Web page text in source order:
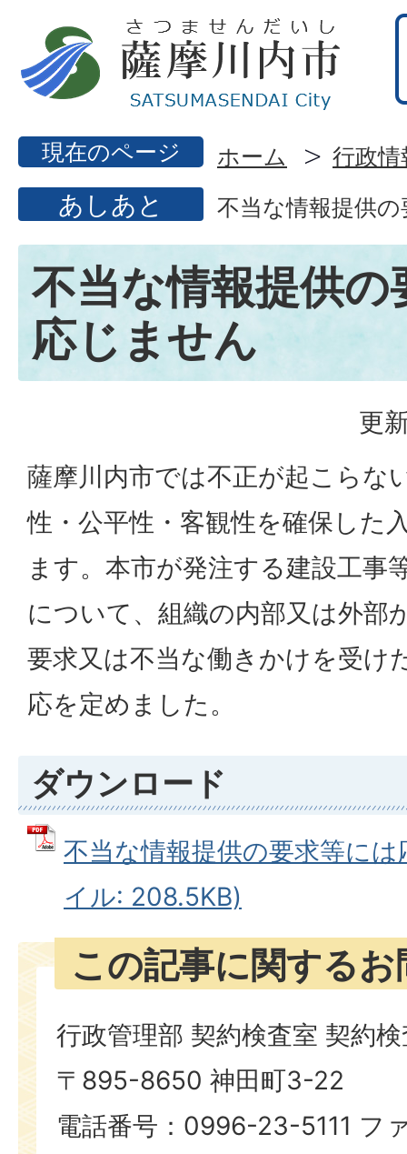
現在のページ ホーム 行政情
あしあと 不当な情報提供
不当な情報提供の
応じません
更
薩摩川内市では不正が起こらな
性・公平性・客観性を確保した
ます。本市が発注する建設工事
について、組織の内部又は外部
要求又は不当な働きかけを受け
応を定めました。
ダウンロード
不当な情報提供の要求等に
イル: 208.5KB)
この記事に関する
行政管理部 契約検査室 契約
〒895-8650 神田町3-22
電話番号：0996-23-5111 フ